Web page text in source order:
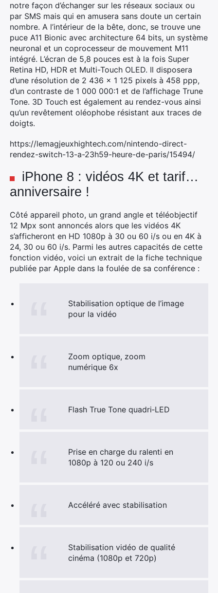
notre façon d’échanger sur les réseaux sociaux ou
par SMS mais qui en amusera sans doute un certain
nombre. A l’intérieur de la bête, donc, se trouve une
puce A11 Bionic avec architecture 64 bits, un système
neuronal et un coprocesseur de mouvement M11
intégré. L’écran de 5,8 pouces est à la fois Super
Retina HD, HDR et Multi-Touch OLED. Il disposera
d’une résolution de 2 436 x 1 125 pixels à 458 ppp,
d’un contraste de 1 000 000:1 et de l’affichage Trune
Tone. 3D Touch est également au rendez-vous ainsi
qu’un revêtement oléophobe résistant aux traces de
doigts.
https://lemagjeuxhightech.com/nintendo-direct-
rendez-switch-13-a-23h59-heure-de-paris/15494/
iPhone 8 : vidéos 4K et tarif…
anniversaire !
Côté appareil photo, un grand angle et téléobjectif
12 Mpx sont annoncés alors que les vidéos 4K
s’afficheront en HD 1080p à 30 ou 60 i/s ou en 4K à
24, 30 ou 60 i/s. Parmi les autres capacités de cette
fonction vidéo, voici un extrait de la fiche technique
publiée par Apple dans la foulée de sa conférence :
Stabilisation optique de l’image
pour la vidéo
Zoom optique, zoom
numérique 6x
Flash True Tone quadri‑LED
Prise en charge du ralenti en
1080p à 120 ou 240 i/s
Accéléré avec stabilisation
Stabilisation vidéo de qualité
cinéma (1080p et 720p)